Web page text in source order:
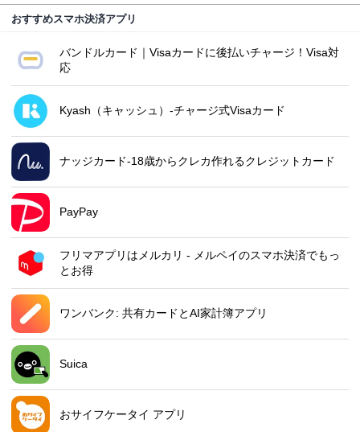
おすすめスマホ決済アプリ
バンドルカード｜Visaカードに後払いチャージ！Visa対
応
Kyash（キャッシュ）-チャージ式Visaカード
ナッジカード-18歳からクレカ作れるクレジットカード
PayPay
フリマアプリはメルカリ - メルペイのスマホ決済でもっ
とお得
ワンバンク: 共有カードとAI家計簿アプリ
Suica
おサイフケータイ アプリ